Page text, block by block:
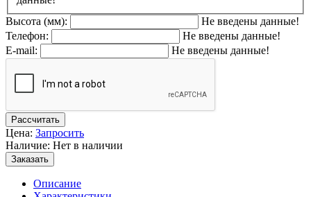
Высота (мм):
Не введены данные!
Телефон:
Не введены данные!
E-mail:
Не введены данные!
Рассчитать
Цена: Запросить
Наличие: Нет в наличии
Заказать
Описание